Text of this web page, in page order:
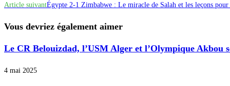
more
articles
Article suivantÉgypte 2-1 Zimbabwe : Le miracle de Salah et les leçons
Vous devriez également aimer
Le CR Belouizdad, l’USM Alger et l’Olympique Akbou
4 mai 2025